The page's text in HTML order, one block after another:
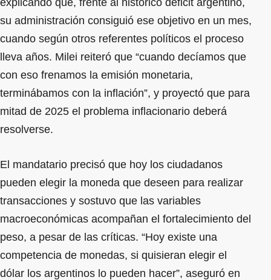
su administración consiguió ese objetivo en un mes,
cuando según otros referentes políticos el proceso
lleva años. Milei reiteró que “cuando decíamos que
con eso frenamos la emisión monetaria,
terminábamos con la inflación”, y proyectó que para
mitad de 2025 el problema inflacionario deberá
resolverse.
El mandatario precisó que hoy los ciudadanos
pueden elegir la moneda que deseen para realizar
transacciones y sostuvo que las variables
macroeconómicas acompañan el fortalecimiento del
peso, a pesar de las críticas. “Hoy existe una
competencia de monedas, si quisieran elegir el
dólar los argentinos lo pueden hacer”, aseguró en